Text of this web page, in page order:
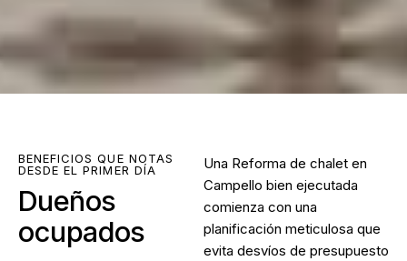
BENEFICIOS QUE NOTAS
DESDE EL PRIMER DÍA
Dueños
ocupados
Una Reforma de chalet en
Campello bien ejecutada
comienza con una
planificación meticulosa que
evita desvíos de presupuesto